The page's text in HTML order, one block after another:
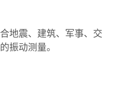
地震、建筑、军事、交
振动测量。